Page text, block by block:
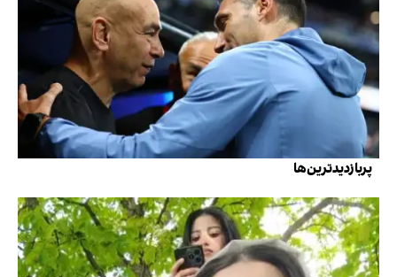
پربازدیدترین‌ها